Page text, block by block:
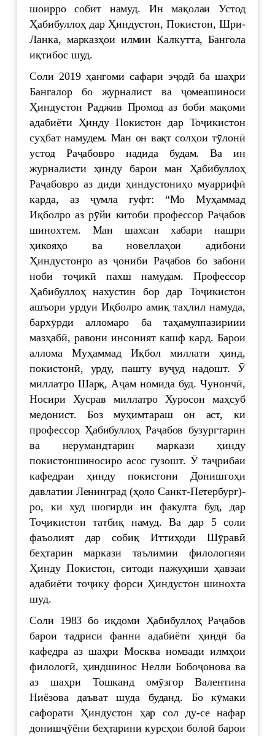
шоирро собит намуд. Ин мақолаи Устод
Ҳабибуллоҳ дар Ҳиндустон, Покистон, Шри-
Ланка, марказҳои илмии Калкутта, Бангола
иқтибос шуд.
Соли 2019 ҳангоми сафари эҷодӣ ба шаҳри
Бангалор бо журналист ва ҷомеашиноси
Ҳиндустон Раджив Промод аз боби мақоми
адабиёти Ҳинду Покистон дар Тоҷикистон
суҳбат намудем. Ман он вақт солҳои тӯлонӣ
устод Раҷабовро надида будам. Ва ин
журналисти ҳинду барои ман Ҳабибуллоҳ
Раҷабовро аз диди ҳиндустониҳо муаррифӣ
карда, аз ҷумла гуфт: “Мо Муҳаммад
Иқболро аз рӯйи китоби профессор Раҷабов
шинохтем. Ман шахсан хабари нашри
ҳикояҳо ва новеллаҳои адибони
Ҳиндустонро аз ҷониби Раҷабов бо забони
ноби тоҷикӣ пахш намудам. Профессор
Ҳабибуллоҳ нахустин бор дар Тоҷикистон
ашъори урдуи Иқболро амиқ таҳлил намуда,
бархӯрди алломаро ба таҳамулпазириии
мазҳабӣ, равони инсоният кашф кард. Барои
аллома Муҳаммад Иқбол миллати ҳинд,
покистонӣ, урду, пашту вуҷуд надошт. Ӯ
миллатро Шарқ, Аҷам номида буд. Чунончӣ,
Носири Хусрав миллатро Хуросон маҳсуб
медонист. Боз муҳимтараш он аст, ки
профессор Ҳабибуллоҳ Раҷабов бузургтарин
ва нерумандтарин маркази ҳинду
покистоншиносиро асос гузошт. Ӯ таҷрибаи
кафедраи ҳинду покистони Донишгоҳи
давлатии Ленинград (ҳоло Санкт-Петербург)-
ро, ки худ шогирди ин факулта буд, дар
Тоҷикистон татбиқ намуд. Ва дар 5 соли
фаъолият дар собиқ Иттиҳоди Шӯравӣ
беҳтарин маркази таълимии филологияи
Ҳинду Покистон, ситоди пажуҳиши ҳавзаи
адабиёти тоҷику форси Ҳиндустон шинохта
шуд.
Соли 1983 бо иқдоми Ҳабибуллоҳ Раҷабов
барои тадриси фанни адабиёти ҳиндӣ ба
кафедра аз шаҳри Москва номзади илмҳои
филологӣ, ҳиндшинос Нелли Бобоҷонова ва
аз шаҳри Тошканд омӯзгор Валентина
Ниёзова даъват шуда буданд. Бо кӯмаки
сафорати Ҳиндустон ҳар сол ду-се нафар
донишҷӯёни беҳтарини курсҳои болоӣ барои